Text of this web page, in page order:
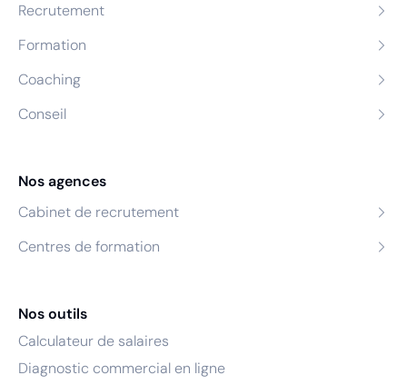
Recrutement
Formation
Coaching
Conseil
Nos agences
Cabinet de recrutement
Centres de formation
Nos outils
Calculateur de salaires
Diagnostic commercial en ligne